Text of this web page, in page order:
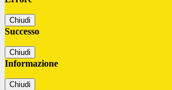
Chiudi
Successo
Chiudi
Informazione
Chiudi